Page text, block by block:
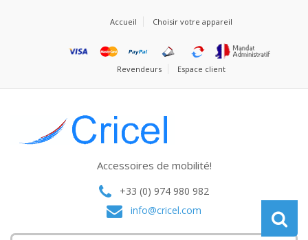
Accueil Choisir votre appareil
Revendeurs Espace client
Accessoires de mobilité!
+33 (0) 974 980 982
info@cricel.com